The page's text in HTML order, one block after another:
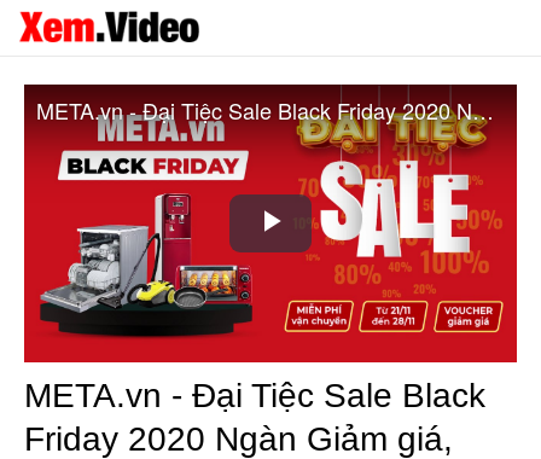
Play
Video
META.vn - Đại Tiệc Sale Black Friday 2020 Ngàn Giảm giá, Miễn phí vận chuyển
META.vn - Đại Tiệc Sale Black
Friday 2020 Ngàn Giảm giá,